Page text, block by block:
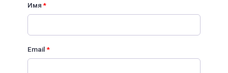
Имя*
Email*